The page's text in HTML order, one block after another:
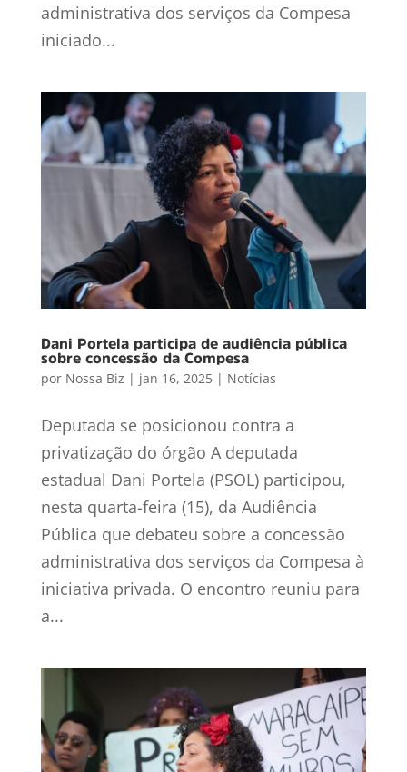
administrativa dos serviços da Compesa
iniciado...
Dani Portela participa de audiência pública
sobre concessão da Compesa
por Nossa Biz | jan 16, 2025| Notícias
Deputada se posicionou contra a
privatização do órgão A deputada
estadual Dani Portela (PSOL) participou,
nesta quarta-feira (15), da Audiência
Pública que debateu sobre a concessão
administrativa dos serviços da Compesa à
iniciativa privada. O encontro reuniu para
a...